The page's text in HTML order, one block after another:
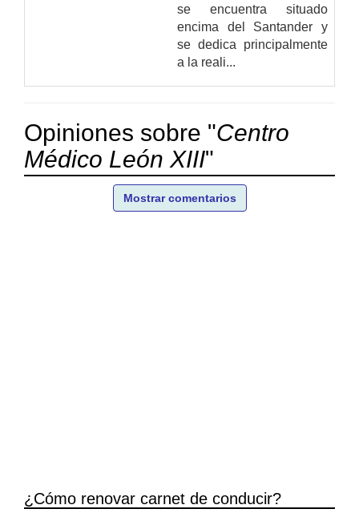
se encuentra situado
encima del Santander y
se dedica principalmente
a la reali...
Opiniones sobre "Centro
Médico León XIII"
Mostrar comentarios
¿Cómo renovar carnet de conducir?